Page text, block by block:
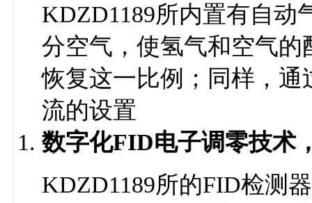
KDZD1189所内置有自动
分空气，使氢气和空气
恢复这一比例；同样，
流的设置
数字化FID电子调零技术
KDZD1189所的FID检测